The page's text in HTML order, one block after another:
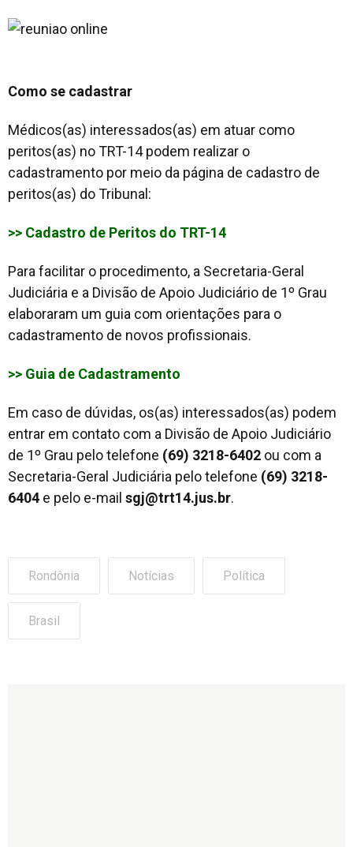
Como se cadastrar
Médicos(as) interessados(as) em atuar como
peritos(as) no TRT-14 podem realizar o
cadastramento por meio da página de cadastro de
peritos(as) do Tribunal:
>> Cadastro de Peritos do TRT-14
Para facilitar o procedimento, a Secretaria-Geral
Judiciária e a Divisão de Apoio Judiciário de 1º Grau
elaboraram um guia com orientações para o
cadastramento de novos profissionais.
>> Guia de Cadastramento
Em caso de dúvidas, os(as) interessados(as) podem
entrar em contato com a Divisão de Apoio Judiciário
de 1º Grau pelo telefone (69) 3218-6402 ou com a
Secretaria-Geral Judiciária pelo telefone (69) 3218-
6404 e pelo e-mail sgj@trt14.jus.br.
Rondônia Notícias Política
Brasil